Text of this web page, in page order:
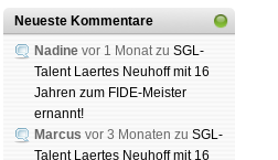
Neueste Kommentare
Nadine vor 1 Monat zu SGL-
Talent Laertes Neuhoff mit 16
Jahren zum FIDE-Meister
ernannt!
Marcus vor 3 Monaten zu SGL-
Talent Laertes Neuhoff mit 16